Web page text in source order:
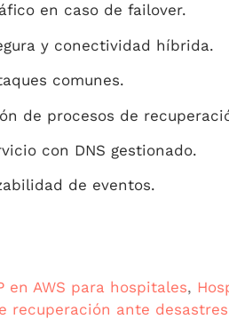
en caso de failover.
y conectividad híbrida.
comunes.
de procesos de
con DNS gestionado.
de eventos.
en AWS para hospitales,
recuperación ante desastres